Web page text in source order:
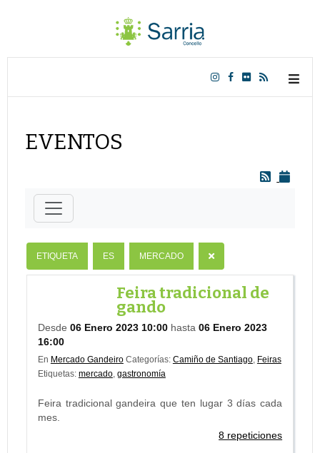
EVENTOS
ETIQUETA ES MERCADO
Feira tradicional de
gando
Desde 06 Enero 2023 10:00 hasta 06 Enero 2023
16:00
En Mercado Gandeiro Categorías: Camiño de Santiago, Feiras
Etiquetas: mercado, gastronomía
Feira tradicional gandeira que ten lugar 3 días cada
mes.
8 repeticiones